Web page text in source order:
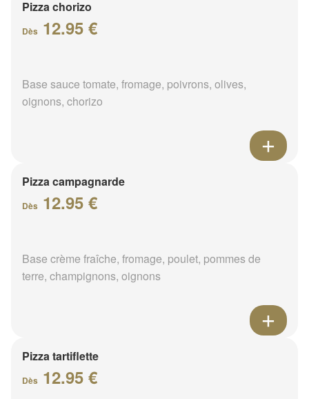
Pizza chorizo
Dès 12.95 €
Base sauce tomate, fromage, poivrons, olives,
oignons, chorizo
Pizza campagnarde
Dès 12.95 €
Base crème fraîche, fromage, poulet, pommes de
terre, champignons, oignons
Pizza tartiflette
Dès 12.95 €